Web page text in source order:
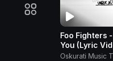
Foo Fighters
You (Lyric
Oskurati Music